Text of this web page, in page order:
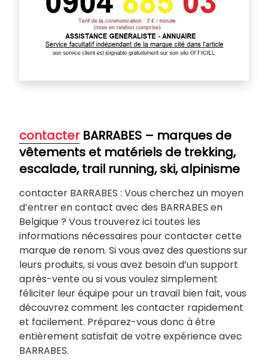
contacterBARRABES – marques de
vêtements et matériels de trekking,
escalade, trail running, ski, alpinisme
contacter BARRABES : Vous cherchez un moyen
d’entrer en contact avec des BARRABES en
Belgique ? Vous trouverez ici toutes les
informations nécessaires pour contacter cette
marque de renom. Si vous avez des questions sur
leurs produits, si vous avez besoin d’un support
après-vente ou si vous voulez simplement
féliciter leur équipe pour un travail bien fait, vous
découvrez comment les contacter rapidement
et facilement. Préparez-vous donc à être
entièrement satisfait de votre expérience avec
BARRABES.